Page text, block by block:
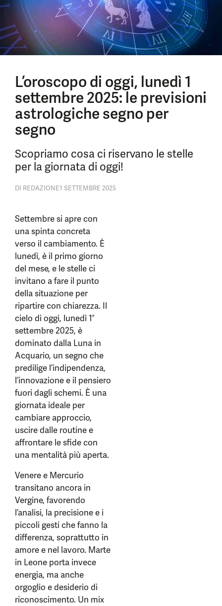
L’oroscopo di oggi, lunedì 1
settembre 2025: le previsioni
astrologiche segno per
segno
Scopriamo cosa ci riservano le stelle
per la giornata di oggi!
DI REDAZIONE1 SETTEMBRE 2025
Settembre si apre con
una spinta concreta
verso il cambiamento. È
lunedì, è il primo giorno
del mese, e le stelle ci
invitano a fare il punto
della situazione per
ripartire con chiarezza. Il
cielo di oggi, lunedì 1°
settembre 2025, è
dominato dalla Luna in
Acquario, un segno che
predilige l’indipendenza,
l’innovazione e il pensiero
fuori dagli schemi. È una
giornata ideale per
cambiare approccio,
uscire dalle routine e
affrontare le sfide con
una mentalità più aperta.
Venere e Mercurio
transitano ancora in
Vergine, favorendo
l’analisi, la precisione e i
piccoli gesti che fanno la
differenza, soprattutto in
amore e nel lavoro. Marte
in Leone porta invece
energia, ma anche
orgoglio e desiderio di
riconoscimento. Un mix